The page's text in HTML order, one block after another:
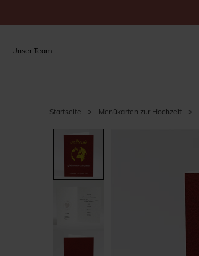
Unser Team
Startseite > Menükarten zur Hochzeit >